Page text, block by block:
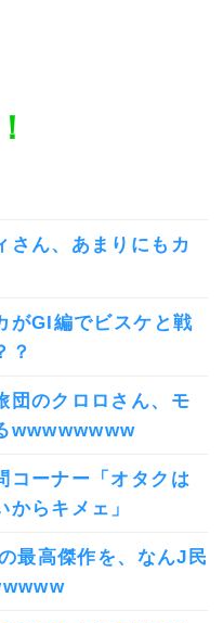
さん、あまりにもカ
がGI編でビスケと戦
？
団のクロロさん、モ
wwwwwwww
コーナー「オタクは
らキメェ」
最高傑作を、なんJ民